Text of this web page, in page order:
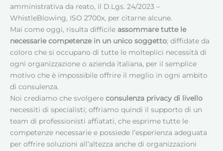
amministrativa da reato, il D.Lgs. 24/2023 –
WhistleBlowing, ISO 2700x, per citarne alcune.
Mai come oggi, risulta difficile assommare tutte le
necessarie competenze in un unico soggetto; diffidate da
coloro che si occupano di tutte le molteplici necessità di
ogni organizzazione o azienda italiana, per il semplice
motivo che è impossibile offrire il meglio in ogni ambito
di consulenza.
Noi crediamo che svolgere consulenza privacy di livello
necessiti di specialisti; offriamo quindi il supporto di un
team di professionisti affiatati, che esprime tutte le
competenze necessarie e possiede l’esperienza adeguata
per offrire soluzioni all’altezza anche di organizzazioni